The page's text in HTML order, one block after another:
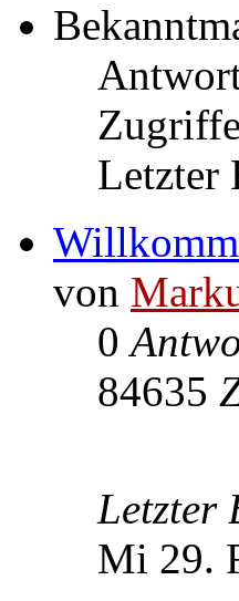
Zugriffe
Letzter
von
0
84635
Letzter
Mi 29.